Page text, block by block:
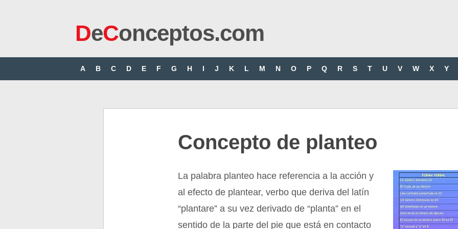
DeConceptos.com
A B C D E F G H I J K L M N O P Q R S T U V W X Y
Concepto de planteo
La palabra planteo hace referencia a la acción y
al efecto de plantear, verbo que deriva del latín
“plantare” a su vez derivado de “planta” en el
sentido de la parte del pie que está en contacto